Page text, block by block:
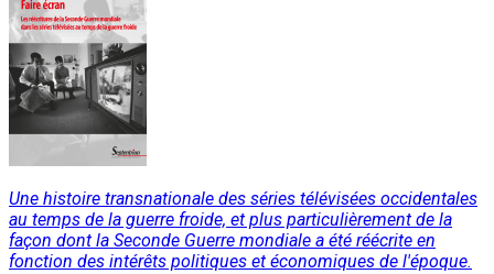
Une histoire transnationale des séries télévisées occidentales
au temps de la guerre froide, et plus particulièrement de la
façon dont la Seconde Guerre mondiale a été réécrite en
fonction des intérêts politiques et économiques de l'époque.